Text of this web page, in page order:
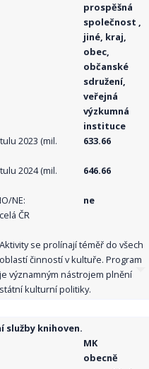
prospěšná
společnost ,
jiné, kraj,
obec,
občanské
sdružení,
veřejná
výzkumná
instituce
2023 (mil.
633.66
2024 (mil.
646.66
NE:
ne
celá ČR
Aktivity se prolínají téměř do všech
oblastí činností v kultuře. Program
je významným nástrojem plnění
státní kulturní politiky.
služby knihoven.
MK
obecně